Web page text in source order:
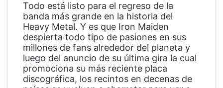
Todo está listo para el regreso de la
banda más grande en la historia del
Heavy Metal. Y es que Iron Maiden
despierta todo tipo de pasiones en sus
millones de fans alrededor del planeta y
luego del anuncio de su última gira la cual
promociona su más reciente placa
discográfica, los recintos en decenas de